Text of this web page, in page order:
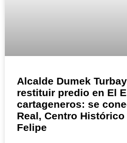
Alcalde Dumek
restituir predio en El
cartageneros: se
Real, Centro
Felipe